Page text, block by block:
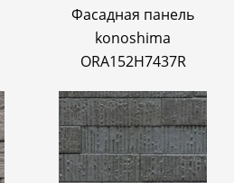
Фасадная панель
konoshima
ORA152H7437R